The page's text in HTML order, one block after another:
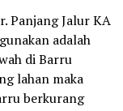
Panjang Jalur KA
adalah
di Barru
lahan maka
berkurang